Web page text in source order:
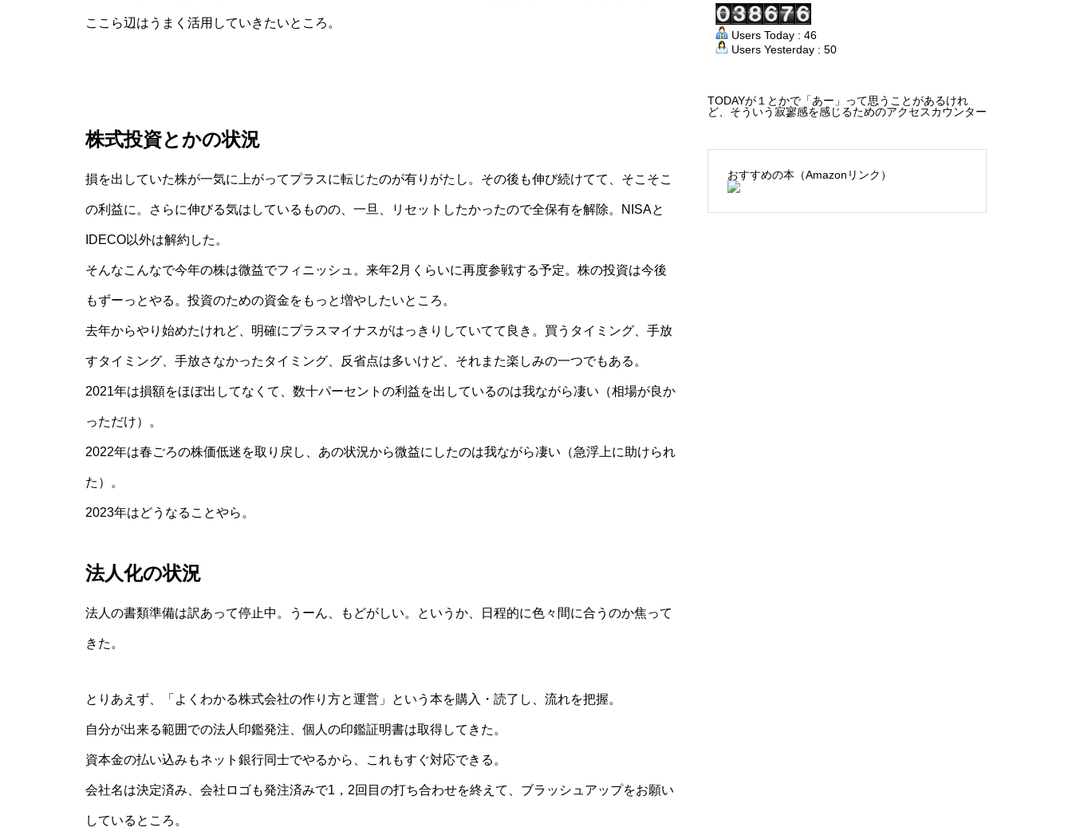
ここら辺はうまく活用していきたいところ。
株式投資とかの状況
損を出していた株が一気に上がってプラスに転じたのが有りがたし。その後も伸び続けてて、そこそこ
の利益に。さらに伸びる気はしているものの、一旦、リセットしたかったので全保有を解除。NISAと
IDECO以外は解約した。
そんなこんなで今年の株は微益でフィニッシュ。来年2月くらいに再度参戦する予定。株の投資は今後
もずーっとやる。投資のための資金をもっと増やしたいところ。
去年からやり始めたけれど、明確にプラスマイナスがはっきりしていてて良き。買うタイミング、手放
すタイミング、手放さなかったタイミング、反省点は多いけど、それまた楽しみの一つでもある。
2021年は損額をほぼ出してなくて、数十パーセントの利益を出しているのは我ながら凄い（相場が良か
っただけ）。
2022年は春ごろの株価低迷を取り戻し、あの状況から微益にしたのは我ながら凄い（急浮上に助けられ
た）。
2023年はどうなることやら。
法人化の状況
法人の書類準備は訳あって停止中。うーん、もどがしい。というか、日程的に色々間に合うのか焦って
きた。
とりあえず、「よくわかる株式会社の作り方と運営」という本を購入・読了し、流れを把握。
自分が出来る範囲での法人印鑑発注、個人の印鑑証明書は取得してきた。
資本金の払い込みもネット銀行同士でやるから、これもすぐ対応できる。
会社名は決定済み、会社ロゴも発注済みで1，2回目の打ち合わせを終えて、ブラッシュアップをお願い
しているところ。
Users Today : 46
Users Yesterday : 50
TODAYが１とかで「あー」って思うことがあるけれ
ど、そういう寂寥感を感じるためのアクセスカウンター
おすすめの本（Amazonリンク）